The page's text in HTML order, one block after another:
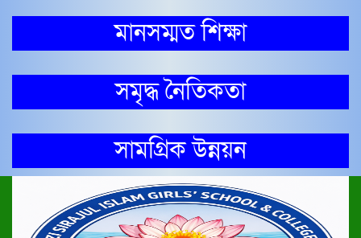
মানসম্মত শিক্ষা
সমৃদ্ধ নৈতিকতা
সামগ্রিক উন্নয়ন